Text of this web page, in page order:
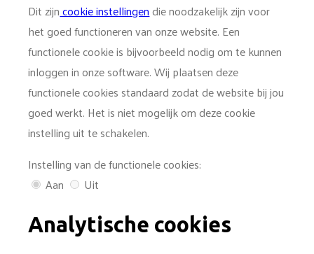
Dit zijncookie instellingendie noodzakelijk zijn voor
het goed functioneren van onze website. Een
functionele cookie is bijvoorbeeld nodig om te kunnen
inloggen in onze software. Wij plaatsen deze
functionele cookies standaard zodat de website bij jou
goed werkt. Het is niet mogelijk om deze cookie
instelling uit te schakelen.
Instelling van de functionele cookies:
Aan
Uit
Analytische cookies